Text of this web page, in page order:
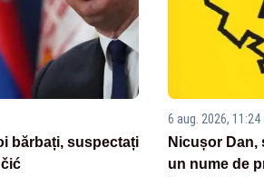
bărbați, suspectați
6 aug. 2026, 11:24
Nicușor
un nume de